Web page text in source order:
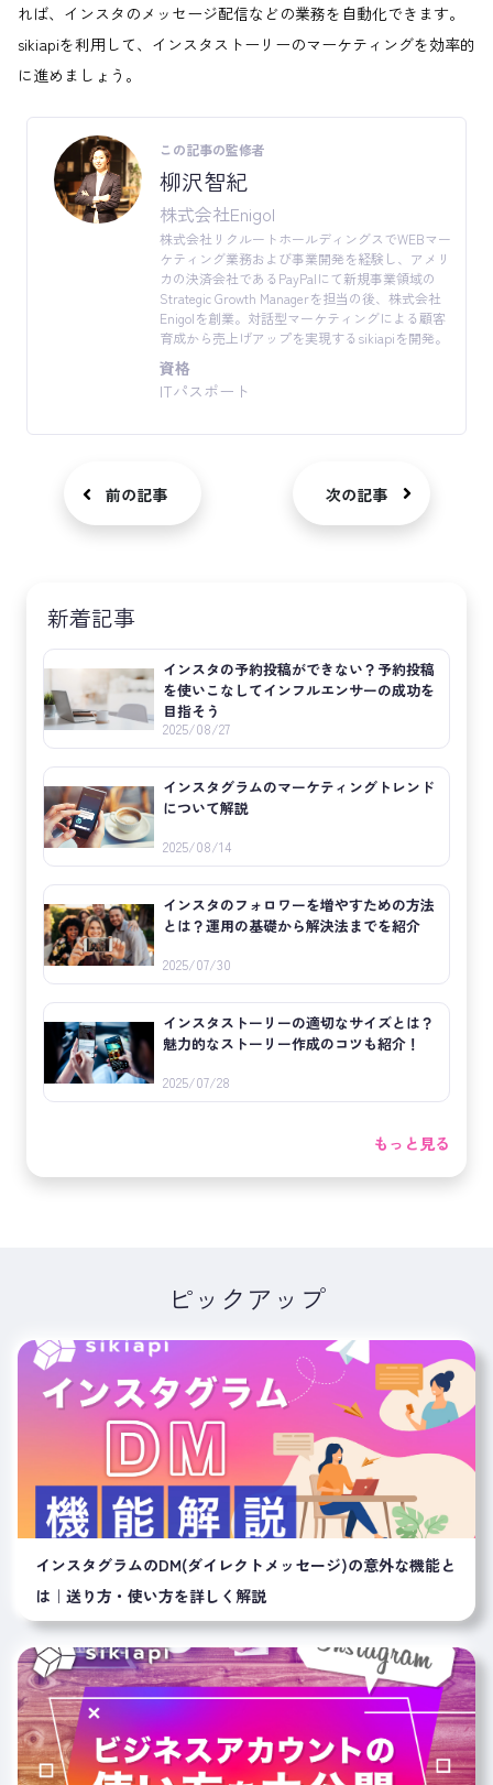
れば、インスタのメッセージ配信などの業務を自動化できます。
sikiapiを利用して、インスタストーリーのマーケティングを効率的
に進めましょう。
この記事の監修者
柳沢智紀
株式会社Enigol
株式会社リクルートホールディングスでWEBマー
ケティング業務および事業開発を経験し、アメリ
カの決済会社であるPayPalにて新規事業領域の
Strategic Growth Managerを担当の後、株式会社
Enigolを創業。対話型マーケティングによる顧客
育成から売上げアップを実現するsikiapiを開発。
資格
ITパスポート
前の記事 次の記事
新着記事
インスタの予約投稿ができない？予約投稿
を使いこなしてインフルエンサーの成功を
目指そう
2025/08/27
インスタグラムのマーケティングトレンド
について解説
2025/08/14
インスタのフォロワーを増やすための方法
とは？運用の基礎から解決法までを紹介
2025/07/30
インスタストーリーの適切なサイズとは？
魅力的なストーリー作成のコツも紹介！
2025/07/28
もっと見る
ピックアップ
インスタグラムのDM(ダイレクトメッセージ)の意外な機能と
は｜送り方・使い方を詳しく解説